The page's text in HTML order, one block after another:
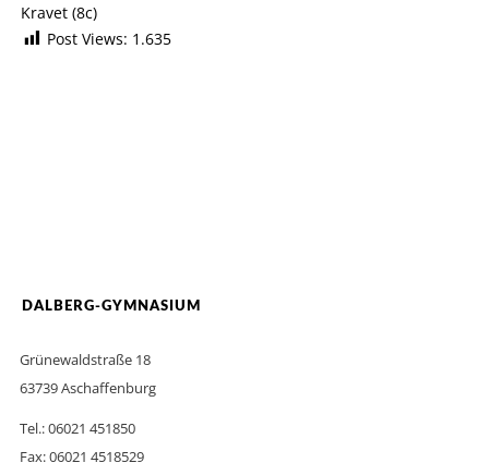
Kravet (8c)
Post Views: 1.635
DALBERG-GYMNASIUM
Grünewaldstraße 18
63739 Aschaffenburg
Tel.: 06021 451850
Fax: 06021 4518529